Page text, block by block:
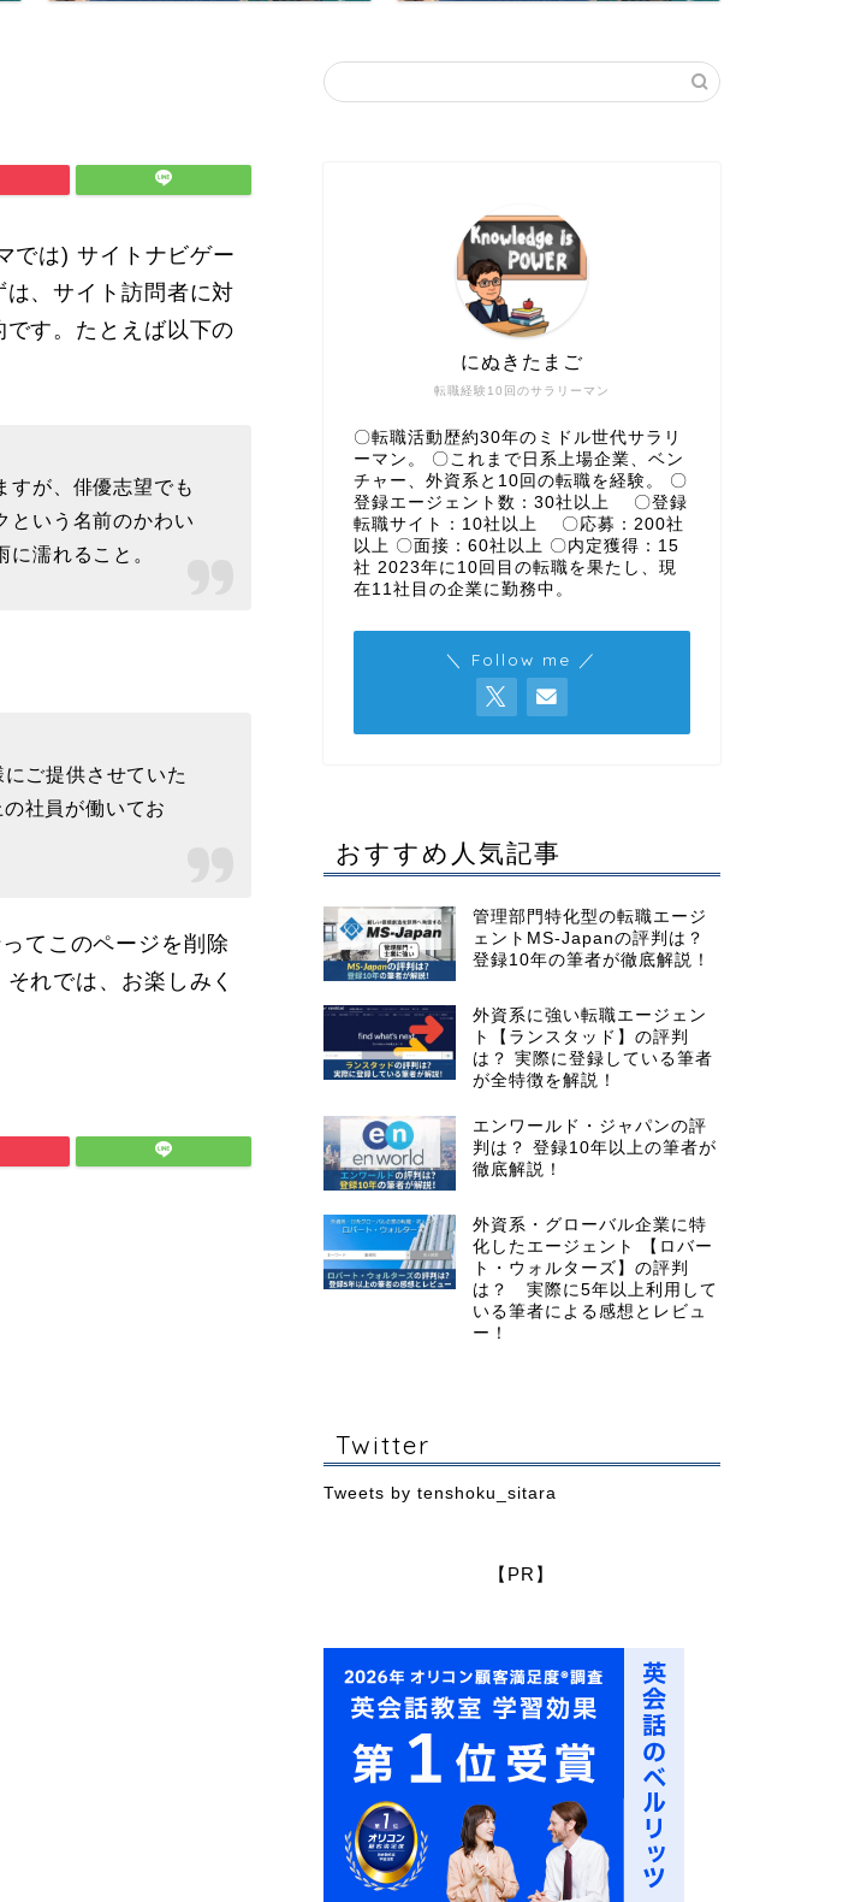
では) サイトナビゲー
、サイト訪問者に対
す。たとえば以下の
すが、俳優志望でも
という名前のかわい
濡れること。
ご提供させていた
社員が働いてお
てこのページを削除
れでは、お楽しみく
転職経験10回のサラリーマン
にぬきたまご
〇転職活動歴約30年のミドル世代サラリ
ーマン。 〇これまで日系上場企業、ベン
チャー、外資系と10回の転職を経験。 〇
登録エージェント数：30社以上 〇登録
転職サイト：10社以上 〇応募：200社
以上 〇面接：60社以上 〇内定獲得：15
社 2023年に10回目の転職を果たし、現
在11社目の企業に勤務中。
＼ Follow me ／
おすすめ人気記事
管理部門特化型の転職エージ
ェントMS-Japanの評判は？
登録10年の筆者が徹底解説！
外資系に強い転職エージェン
ト【ランスタッド】の評判
は？ 実際に登録している筆者
が全特徴を解説！
エンワールド・ジャパンの評
判は？ 登録10年以上の筆者が
徹底解説！
外資系・グローバル企業に特
化したエージェント 【ロバー
ト・ウォルターズ】の評判
は？ 実際に5年以上利用して
いる筆者による感想とレビュ
ー！
Twitter
Tweets by tenshoku_sitara
【PR】